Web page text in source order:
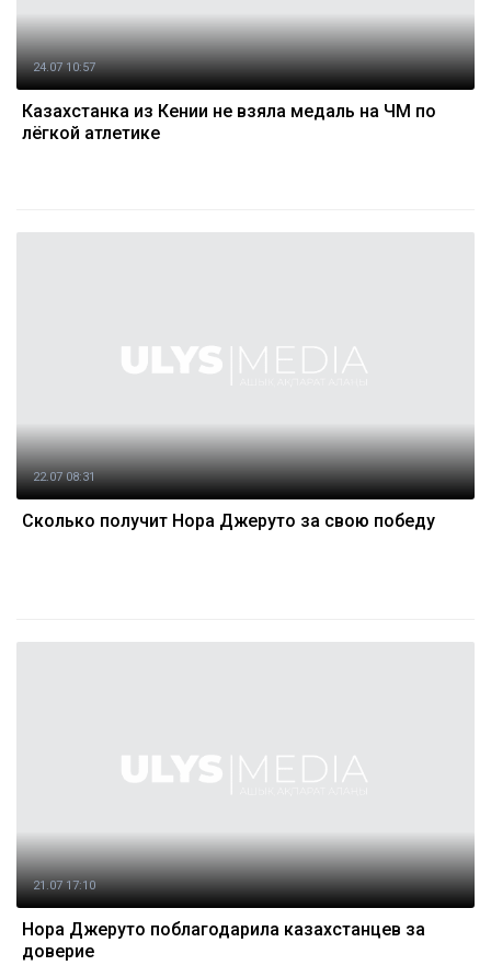
24.07 10:57
Казахстанка из Кении не взяла медаль на ЧМ по
лёгкой атлетике
22.07 08:31
Сколько получит Нора Джеруто за свою победу
21.07 17:10
Нора Джеруто поблагодарила казахстанцев за
доверие